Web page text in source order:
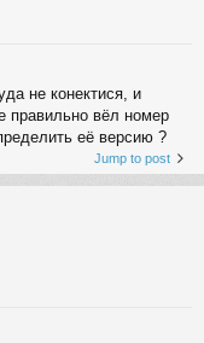
не конектися, и
правильно вёл номер
её версию ?
Jump to post